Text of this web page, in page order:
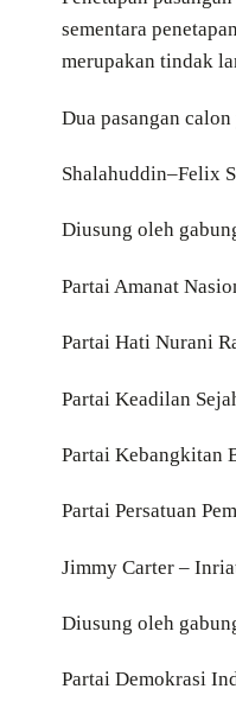
sementara
merupakan tindak
Dua pasangan
Shalahuddin–Felix
Diusung oleh
Partai Amanat
Partai Hati Nurani
Partai Keadilan
Partai Kebangkitan
Partai Persatuan
Jimmy Carter –
Diusung oleh
Partai Demokrasi